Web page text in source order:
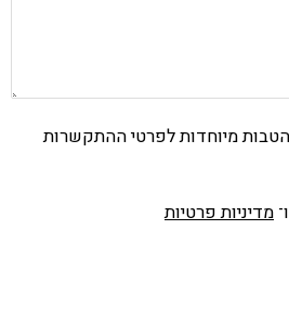
מיוחדות לפרטי ההתקשרות
ו־ מדיניות פרטיות